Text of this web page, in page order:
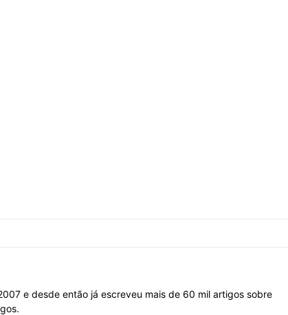
e desde então já escreveu mais de 60 mil artigos sobre